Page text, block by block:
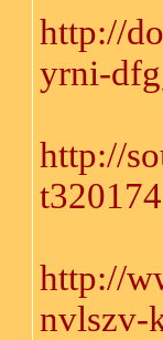
http://
yrni-
http://
http://
nvlszv-